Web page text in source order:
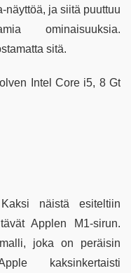
näyttöä, ja siitä puuttuu
ominaisuuksia.
sitä.
Intel Core i5, 8 Gt
näistä esiteltiin
Applen M1-sirun.
joka on peräisin
kaksinkertaisti